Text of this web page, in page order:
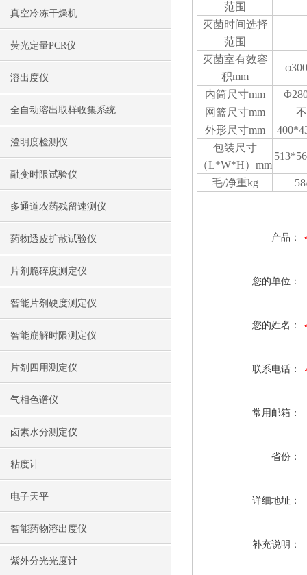
真空冷冻干燥机
荧光定量PCR仪
溶出度仪
全自动溶出取样收集系统
澄明度检测仪
融变时限试验仪
多通道农药残留速测仪
药物透皮扩散试验仪
片剂脆碎度测定仪
智能片剂硬度测定仪
智能崩解时限测定仪
片剂四用测定仪
气相色谱仪
卤素水分测定仪
粘度计
电子天平
智能药物溶出度仪
紫外分光光度计
范围
灭菌时间选择
范围
灭菌室有效容
积mm
内筒尺寸mm
网篮尺寸mm
外形尺寸mm
包装尺寸
（L*W*H）mm
毛/净重kg
产品：
您的单位：
您的姓名：
联系电话：
常用邮箱：
省份：
详细地址：
补充说明：